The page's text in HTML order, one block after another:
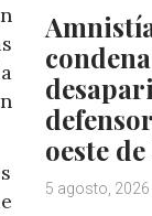
oeste
5 agosto, 2026